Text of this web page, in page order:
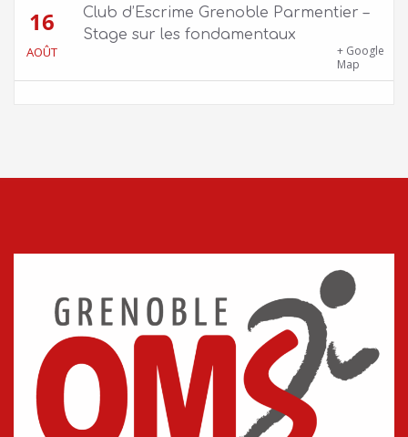
16
AOÛT
Club d’Escrime Grenoble Parmentier –
Stage sur les fondamentaux
+ Google
Map